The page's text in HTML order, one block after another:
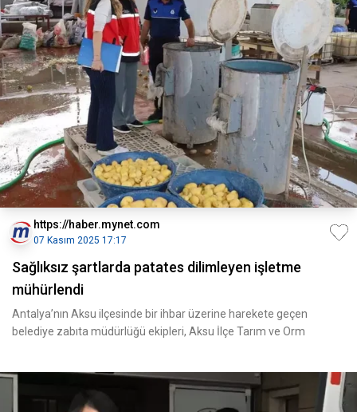
https://haber.mynet.com
07 Kasım 2025 17:17
Sağlıksız şartlarda patates dilimleyen işletme
mühürlendi
Antalya’nın Aksu ilçesinde bir ihbar üzerine harekete geçen
belediye zabıta müdürlüğü ekipleri, Aksu İlçe Tarım ve Orm